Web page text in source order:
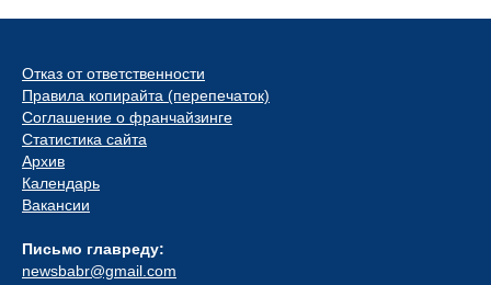
Отказ от ответственности
Правила копирайта (перепечаток)
Соглашение о франчайзинге
Статистика сайта
Архив
Календарь
Вакансии
Письмо главреду:
newsbabr@gmail.com